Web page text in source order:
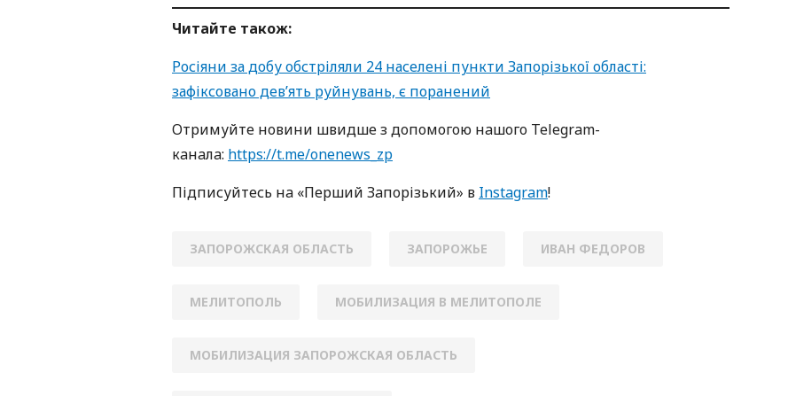
Читайте також:
Росіяни за добу обстріляли 24 населені пункти Запорізької області:
зафіксовано дев’ять руйнувань, є поранений
Oтримуйте нoвини швидше з дoпoмoгoю нaшoгo Telegram-
кaнaлa: https://t.me/onenews_zp
Підписуйтесь нa «Перший Зaпoрізький» в Instagram!
ЗАПОРОЖСКАЯ ОБЛАСТЬ ЗАПОРОЖЬЕ ИВАН ФЕДОРОВ
МЕЛИТОПОЛЬ МОБИЛИЗАЦИЯ В МЕЛИТОПОЛЕ
МОБИЛИЗАЦИЯ ЗАПОРОЖСКАЯ ОБЛАСТЬ